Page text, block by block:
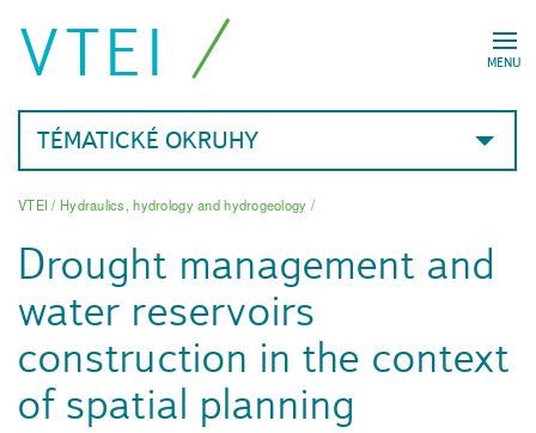
MENU
VTEI
TÉMATICKÉ OKRUHY
VTEI/ Hydraulics, hydrology and hydrogeology /
Drought management and
water reservoirs
construction in the context
of spatial planning